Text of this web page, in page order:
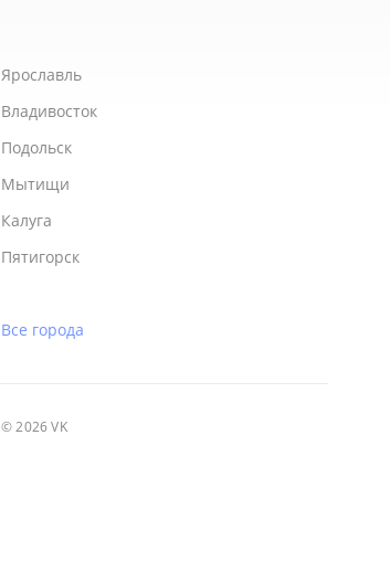
Ярославль
Владивосток
Подольск
Мытищи
Калуга
Пятигорск
Все города
© 2026 VK